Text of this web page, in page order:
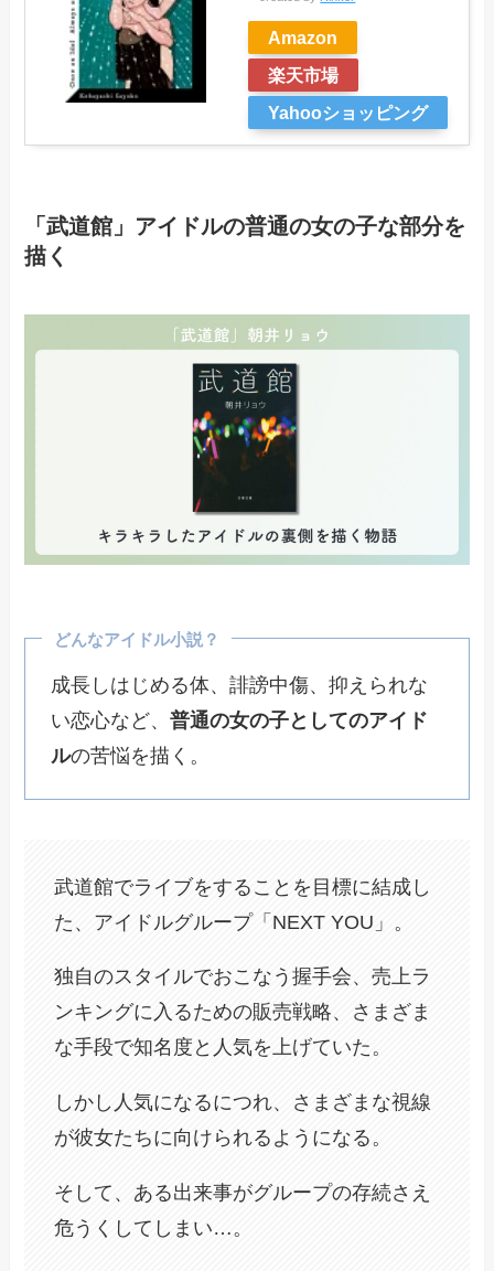
Amazon
楽天市場
Yahooショッピング
「武道館」アイドルの普通の女の子な部分を
描く
どんなアイドル小説？
成長しはじめる体、誹謗中傷、抑えられな
い恋心など、 普通の女の子としてのアイド
ルの苦悩を描く。
武道館でライブをすることを目標に結成し
た、アイドルグループ「NEXT YOU」。
独自のスタイルでおこなう握手会、売上ラ
ンキングに入るための販売戦略、さまざま
な手段で知名度と人気を上げていた。
しかし人気になるにつれ、さまざまな視線
が彼女たちに向けられるようになる。
そして、ある出来事がグループの存続さえ
危うくしてしまい…。